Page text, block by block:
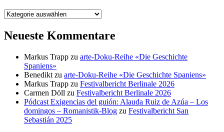
Kategorien
Neueste Kommentare
Markus Trapp zu arte-Doku-Reihe «Die Geschichte
Spaniens»
Benedikt zu arte-Doku-Reihe «Die Geschichte Spaniens»
Markus Trapp zu Festivalbericht Berlinale 2026
Carmen Döll zu Festivalbericht Berlinale 2026
Pódcast Exigencias del guión: Alauda Ruiz de Azúa – Los
domingos – Romanistik-Blog zu Festivalbericht San
Sebastián 2025